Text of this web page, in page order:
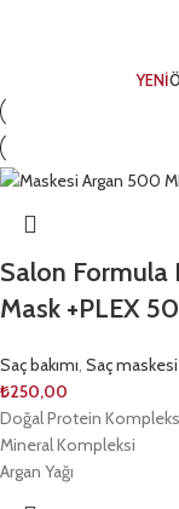
YENİ
Salon Formula
Mask +PLEX
Saç bakımı, Saç maskesi
₺250,00
Doğal Protein
Mineral Kompleksi
Argan Yağı